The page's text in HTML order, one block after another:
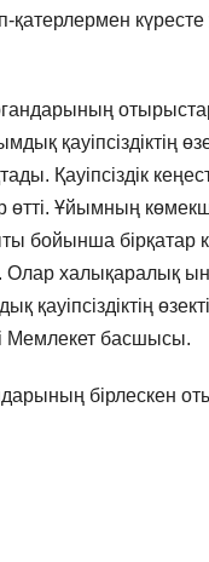
қатерлермен
қауіпсіздіктің
Қауіпсіздік
өтті. Ұйымның
бойынша
халықаралық
Мемлекет басшысы.
бірлескен